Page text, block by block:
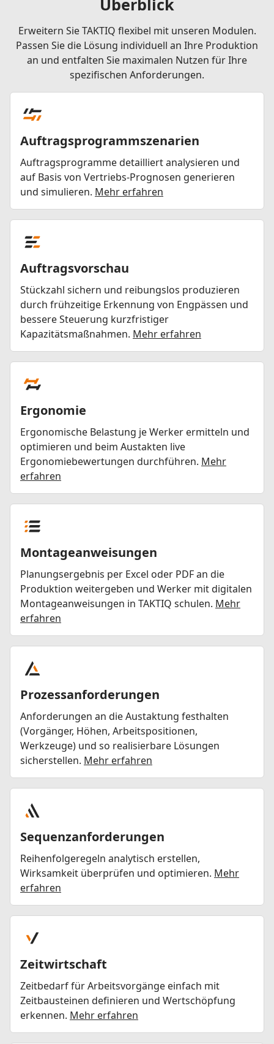
Erweitern Sie TAKTIQ flexibel mit unseren Modulen.
Passen Sie die Lösung individuell an Ihre Produktion
an und entfalten Sie maximalen Nutzen für Ihre
spezifischen Anforderungen.
Auftragsprogrammszenarien
Auftragsprogramme detailliert analysieren und
auf Basis von Vertriebs-Prognosen generieren
und simulieren. Mehr erfahren
Auftragsvorschau
Stückzahl sichern und reibungslos produzieren
durch frühzeitige Erkennung von Engpässen und
bessere Steuerung kurzfristiger
Kapazitätsmaßnahmen. Mehr erfahren
Ergonomie
Ergonomische Belastung je Werker ermitteln und
optimieren und beim Austakten live
Ergonomiebewertungen durchführen. Mehr
erfahren
Montageanweisungen
Planungsergebnis per Excel oder PDF an die
Produktion weitergeben und Werker mit digitalen
Montageanweisungen in TAKTIQ schulen. Mehr
erfahren
Prozessanforderungen
Anforderungen an die Austaktung festhalten
(Vorgänger, Höhen, Arbeitspositionen,
Werkzeuge) und so realisierbare Lösungen
sicherstellen. Mehr erfahren
Sequenzanforderungen
Reihenfolgeregeln analytisch erstellen,
Wirksamkeit überprüfen und optimieren. Mehr
erfahren
Zeitwirtschaft
Zeitbedarf für Arbeitsvorgänge einfach mit
Zeitbausteinen definieren und Wertschöpfung
erkennen. Mehr erfahren